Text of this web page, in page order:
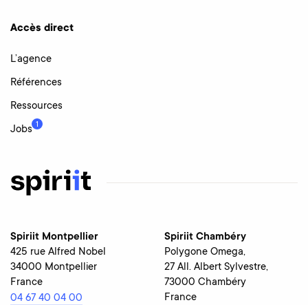
Accès direct
L’agence
Références
Ressources
Jobs 1
Spiriit Montpellier
425 rue Alfred Nobel
34000 Montpellier
France
04 67 40 04 00
Spiriit Chambéry
Polygone Omega,
27 All. Albert Sylvestre,
73000 Chambéry
France